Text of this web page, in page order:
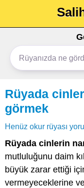
Rüyada
görmek
Henüz okur rüyası
Rüyada cinlerin
mutluluğunu daim
büyük zarar ettiği
vermeyeceklerine